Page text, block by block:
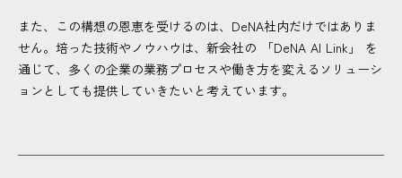
また、この構想の恩恵を受けるのは、DeNA社内だけではありま
せん。培った技術やノウハウは、新会社の 「DeNA AI Link」 を
通じて、多くの企業の業務プロセスや働き方を変えるソリューシ
ョンとしても提供していきたいと考えています。